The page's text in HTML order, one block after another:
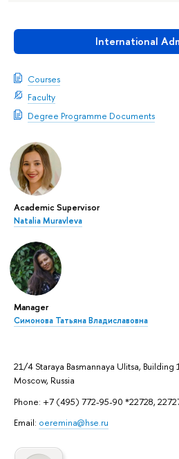
International
Courses
Faculty
Degree Programme Documents
Academic Supervisor
Natalia Muravleva
Manager
Симонова Татьяна Владиславовна
21/4 Staraya Basmannaya Ulitsa, Building
Moscow, Russia
Phone: +7 (495) 772-95-90 *22728,
Email: oeremina@hse.ru